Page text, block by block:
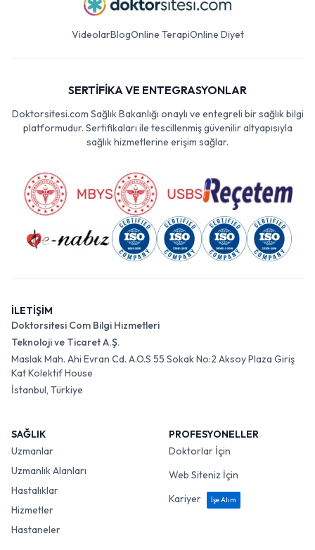
VideolarBlogOnline TerapiOnline Diyet
SERTİFİKA VE ENTEGRASYONLAR
Doktorsitesi.com Sağlık Bakanlığı onaylı ve entegreli bir sağlık bilgi
platformudur. Sertifikaları ile tescillenmiş güvenilir altyapısıyla
sağlık hizmetlerine erişim sağlar.
İLETİŞİM
Doktorsitesi Com Bilgi Hizmetleri
Teknoloji ve Ticaret A.Ş.
Maslak Mah. Ahi Evran Cd. A.O.S 55 Sokak No:2 Aksoy Plaza Giriş
Kat Kolektif House
İstanbul, Türkiye
SAĞLIK
Uzmanlar
Uzmanlık Alanları
Hastalıklar
Hizmetler
Hastaneler
PROFESYONELLER
Doktorlar İçin
Web Siteniz İçin
Kariyer
İşe Alım